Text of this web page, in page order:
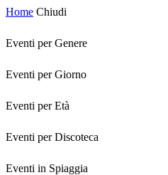
Home Chiudi
Eventi per Genere
Eventi per Giorno
Eventi per Età
Eventi per Discoteca
Eventi in Spiaggia